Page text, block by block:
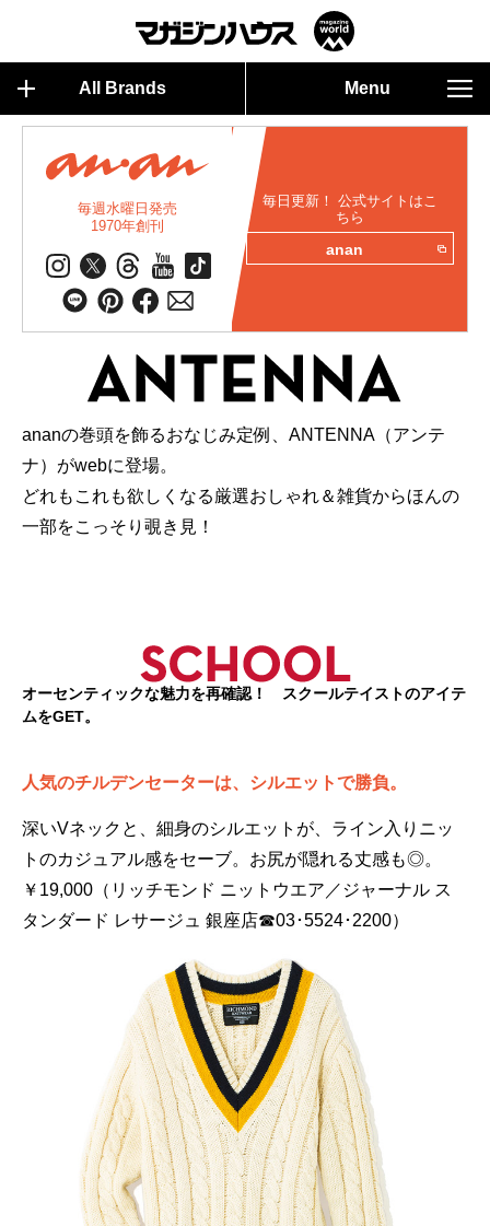
All Brands Menu
毎週水曜日発売
1970年創刊
毎日更新！ 公式サイトはこ
ちら
anan
ananの巻頭を飾るおなじみ定例、ANTENNA（アンテ
ナ）がwebに登場。
どれもこれも欲しくなる厳選おしゃれ＆雑貨からほんの
一部をこっそり覗き見！
オーセンティックな魅力を再確認！ スクールテイストのアイテ
ムをGET。
人気のチルデンセーターは、シルエットで勝負。
深いVネックと、細身のシルエットが、ライン入りニッ
トのカジュアル感をセーブ。お尻が隠れる丈感も◎。
￥19,000（リッチモンド ニットウエア／ジャーナル ス
タンダード レサージュ 銀座店☎03･5524･2200）